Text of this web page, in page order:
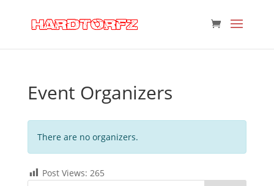
Event Organizers
There are no organizers.
Post Views: 265